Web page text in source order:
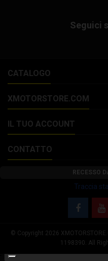
Seguici
CATALOGO
XMOTORSTORE.COM
IL TUO ACCOUNT
CONTATTO
RECESSO
Traccia
© Copyright 2026
1198390. All
Informativa sulla
Le tue